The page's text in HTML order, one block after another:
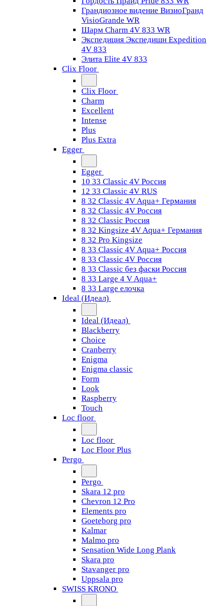
Грандиозное видение ВизиоГранд
VisioGrande WR
Шарм Charm 4V 833 WR
Экспедиция Экспедишн Expedition
4V 833
Элита Elite 4V 833
Clix Floor
Clix Floor
Charm
Excellent
Intense
Plus
Plus Extra
Egger
Egger
10 33 Classic 4V Россия
12 33 Classic 4V RUS
8 32 Classic 4V Aqua+ Германия
8 32 Classic 4V Россия
8 32 Classic Россия
8 32 Kingsize 4V Aqua+ Германия
8 32 Pro Kingsize
8 33 Classic 4V Aqua+ Россия
8 33 Classic 4V Россия
8 33 Classic без фаски Россия
8 33 Large 4 V Aqua+
8 33 Large елочка
Ideal (Идеал)
Ideal (Идеал)
Blackberry
Choice
Cranberry
Enigma
Enigma classic
Form
Look
Raspberry
Touch
Loc floor
Loc floor
Loc Floor Plus
Pergo
Pergo
Skara 12 pro
Chevron 12 Pro
Elements pro
Goeteborg pro
Kalmar
Malmo pro
Sensation Wide Long Plank
Skara pro
Stavanger pro
Uppsala pro
SWISS KRONO